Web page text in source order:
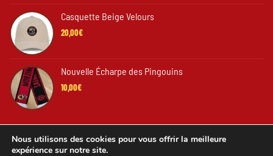
Casquette Beige Velours
20,00€
Nouvelle Écharpe des Pingouins
10,00€
Nous utilisons des cookies pour vous offrir la meilleure
expérience sur notre site.